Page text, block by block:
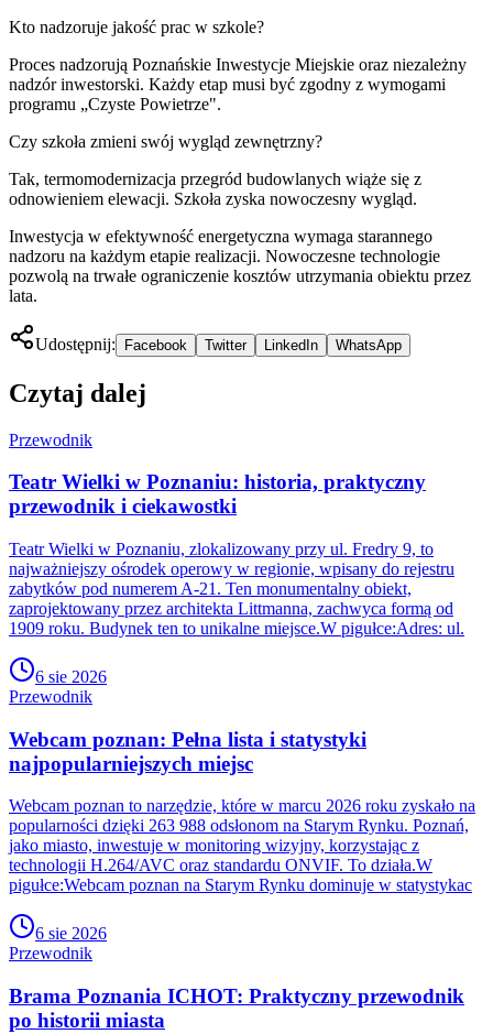
Kto nadzoruje jakość prac w szkole?
Proces nadzorują Poznańskie Inwestycje Miejskie oraz niezależny
nadzór inwestorski. Każdy etap musi być zgodny z wymogami
programu „Czyste Powietrze".
Czy szkoła zmieni swój wygląd zewnętrzny?
Tak, termomodernizacja przegród budowlanych wiąże się z
odnowieniem elewacji. Szkoła zyska nowoczesny wygląd.
Inwestycja w efektywność energetyczna wymaga starannego
nadzoru na każdym etapie realizacji. Nowoczesne technologie
pozwolą na trwałe ograniczenie kosztów utrzymania obiektu przez
lata.
Udostępnij: Facebook Twitter LinkedIn WhatsApp
Czytaj dalej
Przewodnik
Teatr Wielki w Poznaniu: historia, praktyczny
przewodnik i ciekawostki
Teatr Wielki w Poznaniu, zlokalizowany przy ul. Fredry 9, to
najważniejszy ośrodek operowy w regionie, wpisany do rejestru
zabytków pod numerem A-21. Ten monumentalny obiekt,
zaprojektowany przez architekta Littmanna, zachwyca formą od
1909 roku. Budynek ten to unikalne miejsce.W pigułce:Adres: ul.
6 sie 2026
Przewodnik
Webcam poznan: Pełna lista i statystyki
najpopularniejszych miejsc
Webcam poznan to narzędzie, które w marcu 2026 roku zyskało na
popularności dzięki 263 988 odsłonom na Starym Rynku. Poznań,
jako miasto, inwestuje w monitoring wizyjny, korzystając z
technologii H.264/AVC oraz standardu ONVIF. To działa.W
pigułce:Webcam poznan na Starym Rynku dominuje w statystykac
6 sie 2026
Przewodnik
Brama Poznania ICHOT: Praktyczny przewodnik
po historii miasta